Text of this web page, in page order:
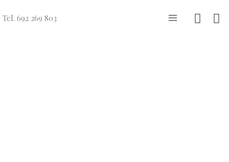
do
Tel. 692 269 803